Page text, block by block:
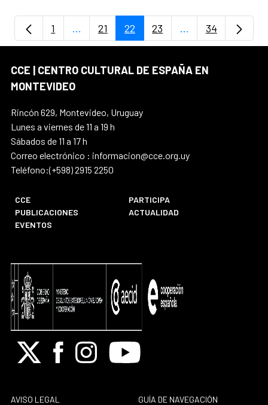
Página
1 ...Páginas intermedias Use TAB para
Página
21 Página
22 Página
23 ...PáginasPágina
34
CCE | CENTRO CULTURAL DE ESPAÑA EN
MONTEVIDEO
Rincón 629, Montevideo, Uruguay
Lunes a viernes de 11 a 19 h
Sábados de 11 a 17 h
Correo electrónico : informacion@cce.org.uy
Teléfono:(+598) 2915 2250
CCE
PARTICIPA
PUBLICACIONES
ACTUALIDAD
EVENTOS
X FacebookInstagramYoutube
AVISO LEGAL
GUÍA DE NAVEGACIÓN